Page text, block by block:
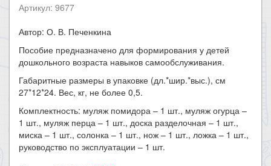
Артикул: 9677
​Автор: О. В. Печенкина
Пособие предназначено для формирования у детей
дошкольного возраста навыков самообслуживания.
Габаритные размеры в упаковке (дл.*шир.*выс.), см
27*12*24. Вес, кг, не более 0,5.
​Комплектность: муляж помидора – 1 шт., муляж огурца –
1 шт., муляж перца – 1 шт., доска разделочная – 1 шт.,
миска – 1 шт., солонка – 1 шт., нож – 1 шт., ложка – 1 шт.,
руководство по эксплуатации – 1 шт.